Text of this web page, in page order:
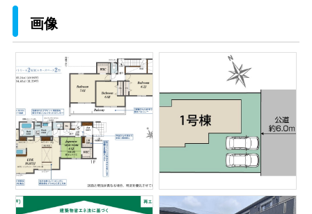
画像